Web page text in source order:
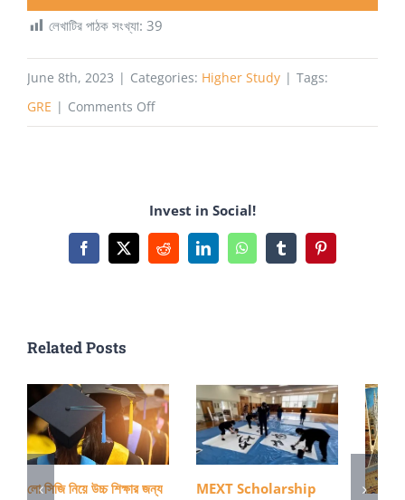
লেখাটির পাঠক সংখ্যা: 39
June 8th, 2023 | Categories: Higher Study | Tags:
GRE | Comments Offon
এ
আসছে
Invest in Social!
Facebook
X RedditLinkedInWhatsAppTumblrPinterest
Related Posts
লো সিজি নিয়ে উচ্চ শিক্ষার জন্য
MEXT Scholarship